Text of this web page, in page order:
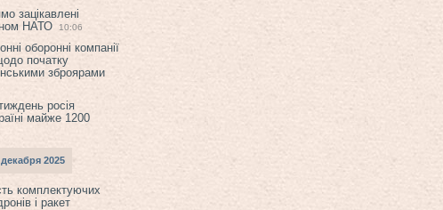
зацікавлені
НАТО
10:06
оборонні компанії
початку
зброярами
росія
майже 1200
2025
комплектуючих
і ракет